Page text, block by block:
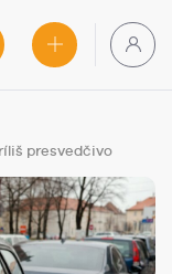
presvedčivo